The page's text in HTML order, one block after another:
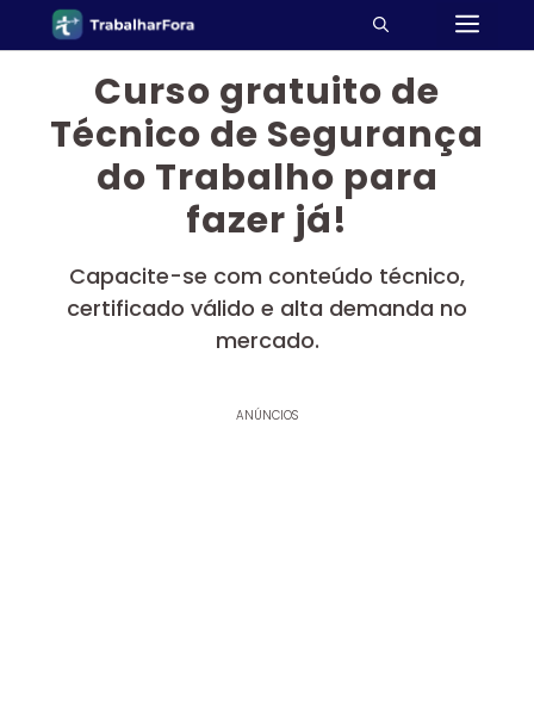
Curso gratuito de
Técnico de Segurança
do Trabalho para
fazer já!
Capacite-se com conteúdo técnico,
certificado válido e alta demanda no
mercado.
ANÚNCIOS